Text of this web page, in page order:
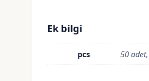
Ek bilgi
pcs 50